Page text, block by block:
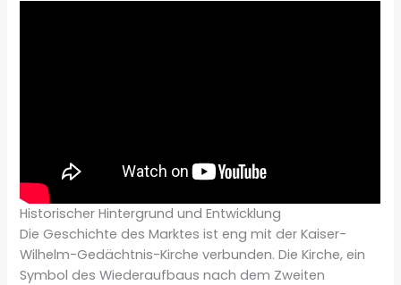
Historischer Hintergrund und Entwicklung
Die Geschichte des Marktes ist eng mit der Kaiser-
Wilhelm-Gedächtnis-Kirche verbunden. Die Kirche, ein
Symbol des Wiederaufbaus nach dem Zweiten